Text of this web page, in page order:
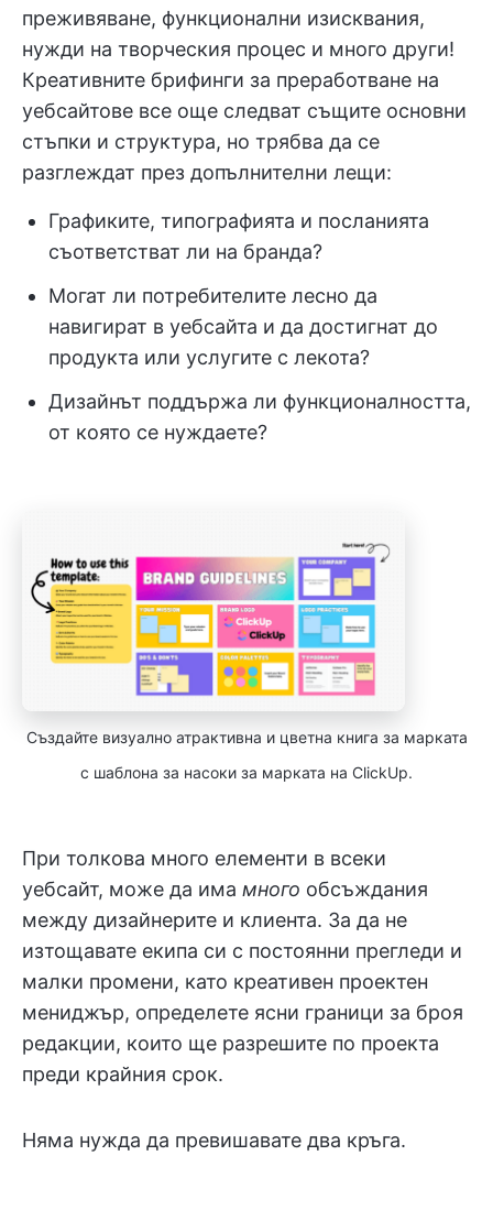
преживяване, функционални изисквания,
нужди на творческия процес и много други!
Креативните брифинги за преработване на
уебсайтове все още следват същите основни
стъпки и структура, но трябва да се
разглеждат през допълнителни лещи:
Графиките, типографията и посланията
съответстват ли на бранда?
Могат ли потребителите лесно да
навигират в уебсайта и да достигнат до
продукта или услугите с лекота?
Дизайнът поддържа ли функционалността,
от която се нуждаете?
Създайте визуално атрактивна и цветна книга за марката
с шаблона за насоки за марката на ClickUp.
При толкова много елементи в всеки
уебсайт, може да има много обсъждания
между дизайнерите и клиента. За да не
изтощавате екипа си с постоянни прегледи и
малки промени, като креативен проектен
мениджър, определете ясни граници за броя
редакции, които ще разрешите по проекта
преди крайния срок.
Няма нужда да превишавате два кръга.